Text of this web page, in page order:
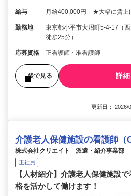
給与 月給400,000円 ★大幅に賃上
勤務地
東京都小平市大沼町5-4-17（
徒歩25分）
応募資格 正看護師・准看護師
後で見る 詳
更新日：
介護老人保健施設の看護師（
株式会社クリエイト 派遣・紹介事業部
正社員
【人材紹介】介護老人保健施設
格を活かして働けます！